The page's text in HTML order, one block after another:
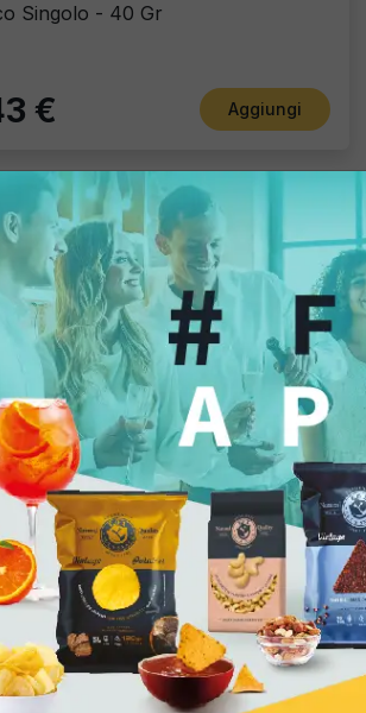
Singolo - 40 Gr
€ Aggiungi
subito!
delle nostre